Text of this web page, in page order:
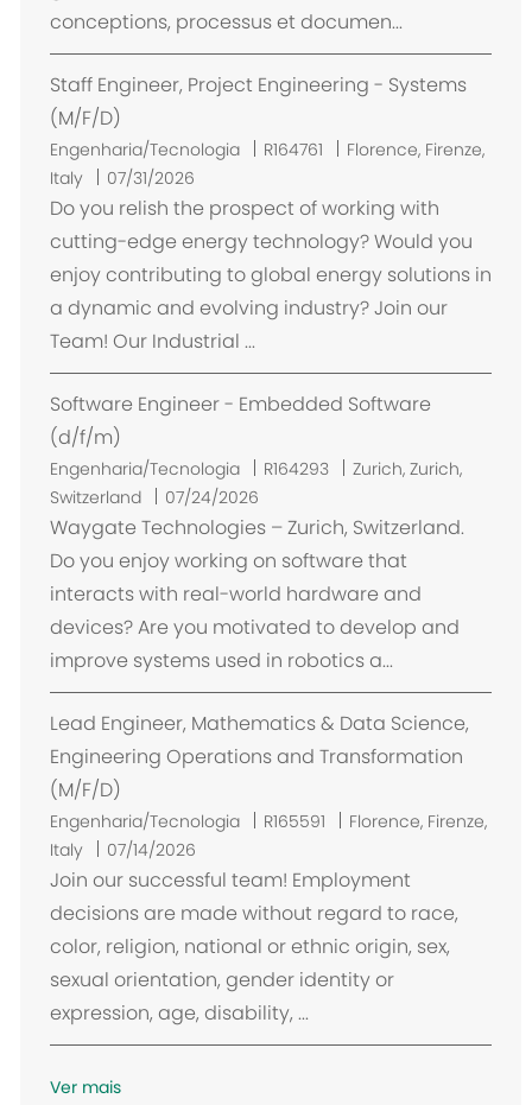
a
ç
ã
conceptions, processus et documen...
Staff Engineer, Project Engineering - Systems
(M/F/D)
Engenharia/Tecnologia R164761
L
c
a
z
ç
ã
Florence, Firenze,
Italy
07/31/2026
Do you relish the prospect of working with
cutting-edge energy technology? Would you
enjoy contributing to global energy solutions in
a dynamic and evolving industry? Join our
Team! Our Industrial ...
Software Engineer - Embedded Software
(d/f/m)
Engenharia/Tecnologia R164293
L
c
a
z
a
ç
ã
o
Zurich, Zurich,
Switzerland
07/24/2026
Waygate Technologies – Zurich, Switzerland.
Do you enjoy working on software that
interacts with real-world hardware and
devices? Are you motivated to develop and
improve systems used in robotics a...
Lead Engineer, Mathematics & Data Science,
Engineering Operations and Transformation
(M/F/D)
Engenharia/Tecnologia R165591
L
c
a
z
ç
Florence, Firenze,
Italy
07/14/2026
Join our successful team! Employment
decisions are made without regard to race,
color, religion, national or ethnic origin, sex,
sexual orientation, gender identity or
expression, age, disability, ...
Ver mais